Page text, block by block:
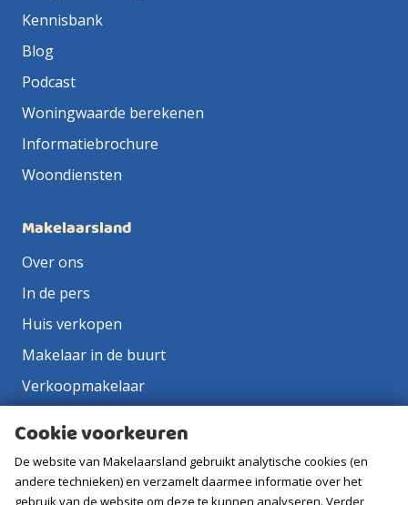
Kennisbank
Blog
Podcast
Woningwaarde berekenen
Informatiebrochure
Woondiensten
Makelaarsland
Over ons
In de pers
Huis verkopen
Makelaar in de buurt
Verkoopmakelaar
Vacatures
Cookie voorkeuren
De website van Makelaarsland gebruikt analytische cookies (en
andere technieken) en verzamelt daarmee informatie over het
gebruik van de website om deze te kunnen analyseren. Verder